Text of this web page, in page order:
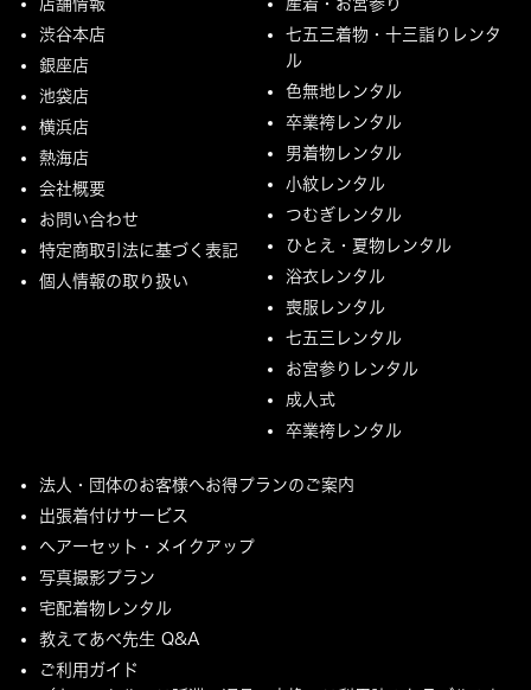
渋谷本店
銀座店
池袋店
横浜店
熱海店
会社概要
お問い合わせ
特定商取引法に基づく表記
個人情報の取り扱い
七五三着物・十三詣りレンタ
ル
色無地レンタル
卒業袴レンタル
男着物レンタル
小紋レンタル
つむぎレンタル
ひとえ・夏物レンタル
浴衣レンタル
喪服レンタル
七五三レンタル
お宮参りレンタル
成人式
卒業袴レンタル
法人・団体のお客様へお得プランのご案内
出張着付けサービス
ヘアーセット・メイクアップ
写真撮影プラン
宅配着物レンタル
教えてあべ先生 Q&A
ご利用ガイド